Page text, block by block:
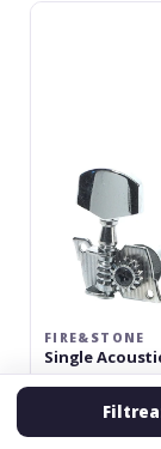
Fire&Stone
FIRE&STONE
Single
5.0(1)
în stoc